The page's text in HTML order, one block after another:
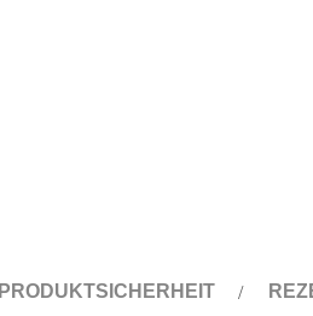
PRODUKTSICHERHEIT